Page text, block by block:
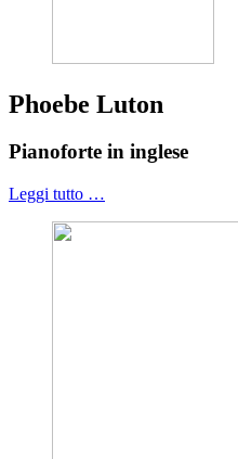
Phoebe Luton
Pianoforte in inglese
Leggi tutto …